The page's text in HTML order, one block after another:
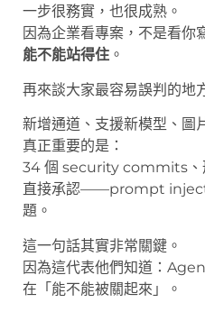
一步很務實，也很成熟。
因為企業看專案，不是看你
能不能站得住 。
再來談大家最容易誤判的地
新增通道、支援新模型、圖
真正重要的是：
34 個 security commits、
直接承認——prompt
題。
這一句話其實非常關鍵。
因為這代表他們知道：
在「能不能被關起來」。